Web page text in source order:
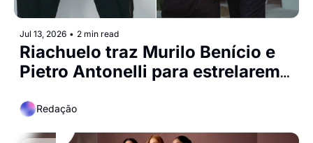
Jul 13, 2026 • 2 min read
Riachuelo traz Murilo Benício e
Pietro Antonelli para estrelarem
Redação